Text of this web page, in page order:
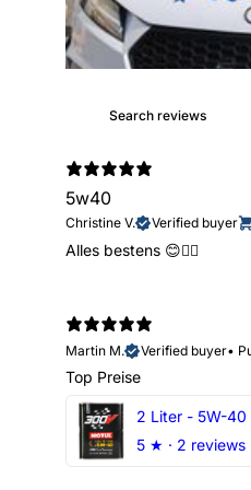
5w40
Christine V. Verified buyer
Alles bestens 😊👍🏻
Martin M.
Verified buyer•
Top Preise
5 ★ · 2 reviews